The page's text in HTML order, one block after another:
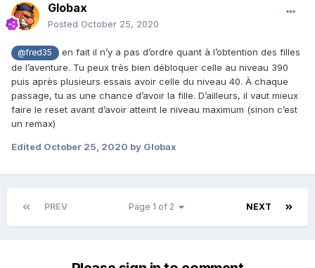
Globax
Posted October 25, 2020
@fred35
en fait il n’y a pas d’ordre quant à l’obtention des filles
de l’aventure. Tu peux très bien débloquer celle au niveau 390
puis après plusieurs essais avoir celle du niveau 40. À chaque
passage, tu as une chance d’avoir la fille. D’ailleurs, il vaut mieux
faire le reset avant d’avoir atteint le niveau maximum (sinon c’est
un remax)
Edited October 25, 2020 by Globax
PREV NEXT
Page 1 of 2